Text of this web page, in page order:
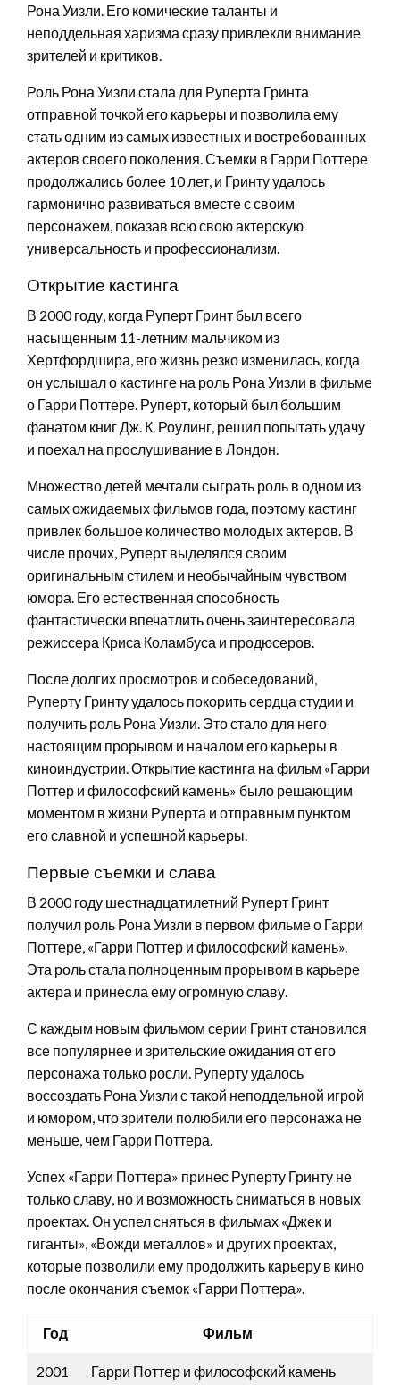
Рона Уизли. Его комические таланты и
неподдельная харизма сразу привлекли внимание
зрителей и критиков.
Роль Рона Уизли стала для Руперта Гринта
отправной точкой его карьеры и позволила ему
стать одним из самых известных и востребованных
актеров своего поколения. Съемки в Гарри Поттере
продолжались более 10 лет, и Гринту удалось
гармонично развиваться вместе с своим
персонажем, показав всю свою актерскую
универсальность и профессионализм.
Открытие кастинга
В 2000 году, когда Руперт Гринт был всего
насыщенным 11-летним мальчиком из
Хертфордшира, его жизнь резко изменилась, когда
он услышал о кастинге на роль Рона Уизли в фильме
о Гарри Поттере. Руперт, который был большим
фанатом книг Дж. К. Роулинг, решил попытать удачу
и поехал на прослушивание в Лондон.
Множество детей мечтали сыграть роль в одном из
самых ожидаемых фильмов года, поэтому кастинг
привлек большое количество молодых актеров. В
числе прочих, Руперт выделялся своим
оригинальным стилем и необычайным чувством
юмора. Его естественная способность
фантастически впечатлить очень заинтересовала
режиссера Криса Коламбуса и продюсеров.
После долгих просмотров и собеседований,
Руперту Гринту удалось покорить сердца студии и
получить роль Рона Уизли. Это стало для него
настоящим прорывом и началом его карьеры в
киноиндустрии. Открытие кастинга на фильм «Гарри
Поттер и философский камень» было решающим
моментом в жизни Руперта и отправным пунктом
его славной и успешной карьеры.
Первые съемки и слава
В 2000 году шестнадцатилетний Руперт Гринт
получил роль Рона Уизли в первом фильме о Гарри
Поттере, «Гарри Поттер и философский камень».
Эта роль стала полноценным прорывом в карьере
актера и принесла ему огромную славу.
С каждым новым фильмом серии Гринт становился
все популярнее и зрительские ожидания от его
персонажа только росли. Руперту удалось
воссоздать Рона Уизли с такой неподдельной игрой
и юмором, что зрители полюбили его персонажа не
меньше, чем Гарри Поттера.
Успех «Гарри Поттера» принес Руперту Гринту не
только славу, но и возможность сниматься в новых
проектах. Он успел сняться в фильмах «Джек и
гиганты», «Вожди металлов» и других проектах,
которые позволили ему продолжить карьеру в кино
после окончания съемок «Гарри Поттера».
Год Фильм
2001 Гарри Поттер и философский камень